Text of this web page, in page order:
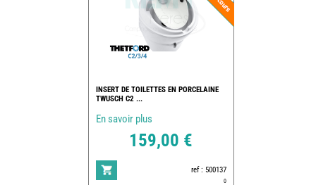
INSERT DE TOILETTES EN PORCELAINE
TWUSCH C2 ...
En savoir plus
159,00 €
ref : 500137
0